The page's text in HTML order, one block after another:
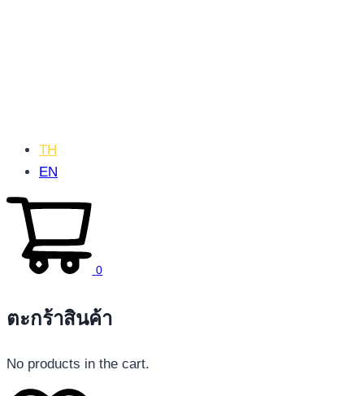
TH
EN
0
ตะกร้าสินค้า
No products in the cart.